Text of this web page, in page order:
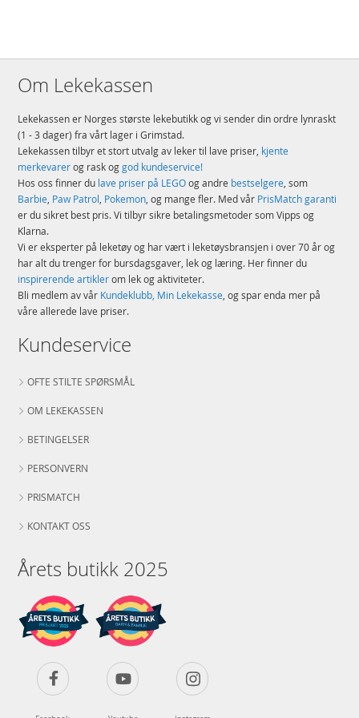
Alder: fra 2 år
Produktdetaljer
Modell 10452
EAN 5702017816654
Merke LEGO
Om Lekekassen
Lekekassen er Norges største lekebutikk og vi sender din ordre lynraskt
(1 - 3 dager) fra vårt lager i Grimstad.
Lekekassen tilbyr et stort utvalg av leker til lave priser, kjente
merkevarerog rask oggod kundeservice!
Hos oss finner du lave priser på LEGOog andre bestselgere, som
Barbie, Paw Patrol, Pokemon, og mange fler. Med vår PrisMatch garanti
er du sikret best pris. Vi tilbyr sikre betalingsmetoder som Vipps og
Klarna.
Vi er eksperter på leketøy og har vært i leketøysbransjen i over 70 år og
har alt du trenger for bursdagsgaver, lek og læring. Her finner du
inspirerende artiklerom lek og aktiviteter.
Bli medlem av vår Kundeklubb, Min Lekekasse, og spar enda mer på
våre allerede lave priser.
Kundeservice
OFTE STILTE SPØRSMÅL
OM LEKEKASSEN
BETINGELSER
PERSONVERN
PRISMATCH
KONTAKT OSS
Årets butikk 2025